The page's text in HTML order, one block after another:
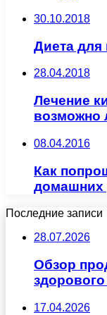
30.10.2018
Диета для
28.04.2018
Лечение
возможно
08.04.2016
Как
домашних
Последние записи
28.07.2026
Обзор
17.04.2026